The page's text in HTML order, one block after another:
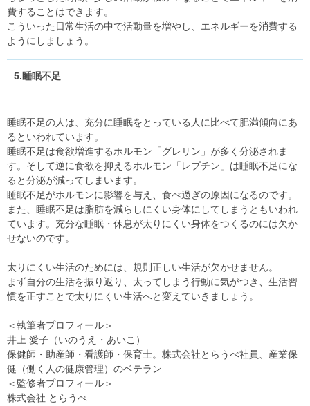
費することはできます。
こういった日常生活の中で活動量を増やし、エネルギーを消費する
ようにしましょう。
5.睡眠不足
睡眠不足の人は、充分に睡眠をとっている人に比べて肥満傾向にあ
るといわれています。
睡眠不足は食欲増進するホルモン「グレリン」が多く分泌されま
す。そして逆に食欲を抑えるホルモン「レプチン」は睡眠不足にな
ると分泌が減ってしまいます。
睡眠不足がホルモンに影響を与え、食べ過ぎの原因になるのです。
また、睡眠不足は脂肪を減らしにくい身体にしてしまうともいわれ
ています。充分な睡眠・休息が太りにくい身体をつくるのには欠か
せないのです。
太りにくい生活のためには、規則正しい生活が欠かせません。
まず自分の生活を振り返り、太ってしまう行動に気がつき、生活習
慣を正すことで太りにくい生活へと変えていきましょう。
＜執筆者プロフィール＞
井上 愛子（いのうえ・あいこ）
保健師・助産師・看護師・保育士。株式会社とらうべ社員、産業保
健（働く人の健康管理）のベテラン
＜監修者プロフィール＞
株式会社 とらうべ